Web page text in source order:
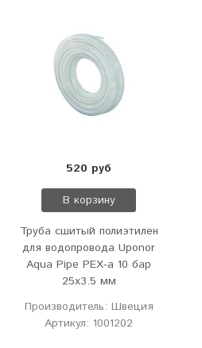
520 руб
В корзину
Труба сшитый полиэтилен
для водопровода Uponor
Aqua Pipe PEX-a 10 бар
25х3.5 мм
Производитель: Швеция
Артикул: 1001202